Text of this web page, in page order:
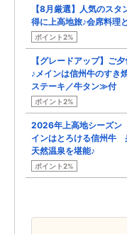
【8月厳選】人気のス
得に上高地旅♪会席料理
ポイント2%
【グレードアップ】ご
♪メインは信州牛のすき
ステーキ／牛タン≫付
ポイント2%
2026年上高地シーズン
インはとろける信州牛
天然温泉を堪能♪
ポイント2%